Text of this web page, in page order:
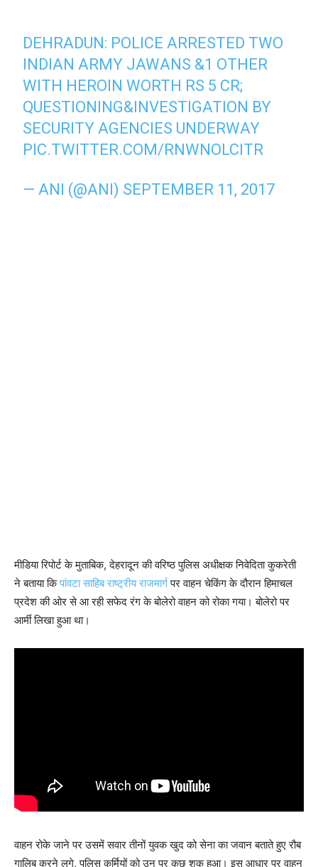
DEHRADUN: POLICE ARRESTED TWO
INDIAN ARMY JAWANS &1 OTHER
WITH HEROIN WORTH RS 5 CR;
QUESTIONING&INVESTIGATION BY
SECURITY AGENCIES UNDERWAY
PIC.TWITTER.COM/RNWNOLCITR
— ANI (@ANI) SEPTEMBER 11, 2017
मीडिया रिपोर्ट के मुताबिक, देहरादून की वरिष्ठ पुलिस अधीक्षक निवेदिता कुकरेती
ने बताया किपांवटा साहिब राष्ट्रीय राजमार्गपर वाहन चेकिंग के दौरान हिमाचल
प्रदेश की ओर से आ रही सफेद रंग के बोलेरो वाहन को रोका गया। बोलेरो पर
आर्मी लिखा हुआ था।
वाहन रोके जाने पर उसमें सवार तीनों युवक खुद को सेना का जवान बताते हुए रौब
गालिब करने लगे, पुलिस कर्मियों को उन पर कुछ शक हुआ। इस आधार पर वाहन